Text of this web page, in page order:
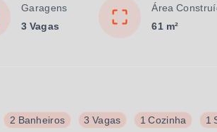
Garagens
3 Vagas
Área
61 m²
2 Banheiros 3 Vagas 1 Cozinha 1